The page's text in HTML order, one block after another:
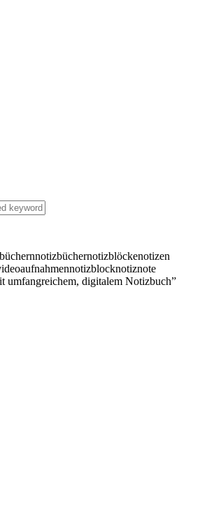
notizbüchernotizblöckenotizen
notizblocknotiznote
umfangreichem, digitalem Notizbuch”